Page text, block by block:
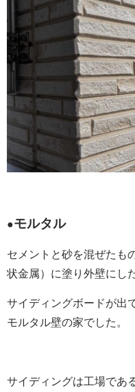
●モルタル
セメントと砂を混ぜたも
状金属）に塗り外壁にし
サイディングボードが出
モルタル壁の家でした。
サイディングは工場であ